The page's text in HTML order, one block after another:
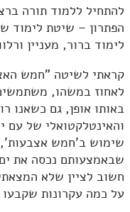
להתחיל ללמוד תורה
הפתרון – שיטת לימוד
לימוד ברור, מעניין
קראתי לשיטה "חמש
לאחוז במשהו,
באותו אופן, גם כשאנו
והאינטלקטואלי של עם
שימוש ב'חמש אצבעות',
שבאמצעותם נכסה את
חשוב לציין שלא
על כמה עקרונות שקבעו